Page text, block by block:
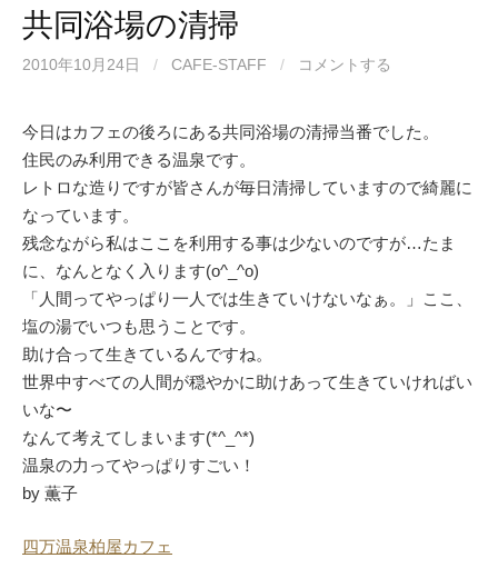
共同浴場の清掃
2010年10月24日 / CAFE-STAFF / コメントする
今日はカフェの後ろにある共同浴場の清掃当番でした。
住民のみ利用できる温泉です。
レトロな造りですが皆さんが毎日清掃していますので綺麗に
なっています。
残念ながら私はここを利用する事は少ないのですが…たま
に、なんとなく入ります(o^_^o)
「人間ってやっぱり一人では生きていけないなぁ。」ここ、
塩の湯でいつも思うことです。
助け合って生きているんですね。
世界中すべての人間が穏やかに助けあって生きていければい
いな〜
なんて考えてしまいます(*^_^*)
温泉の力ってやっぱりすごい！
by 薫子
四万温泉柏屋カフェ